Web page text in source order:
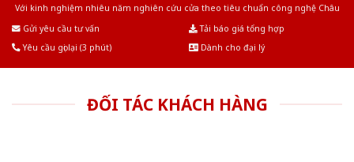
Với kinh nghiệm nhiêu năm nghiên cứu cửa theo tiêu chuẩn công nghệ Châu
Gửi yêu cầu tư vấn
Tải báo giá tổng hợp
Yêu cầu gọi lại (3 phút)
Dành cho đại lý
ĐỐI TÁC KHÁCH HÀNG